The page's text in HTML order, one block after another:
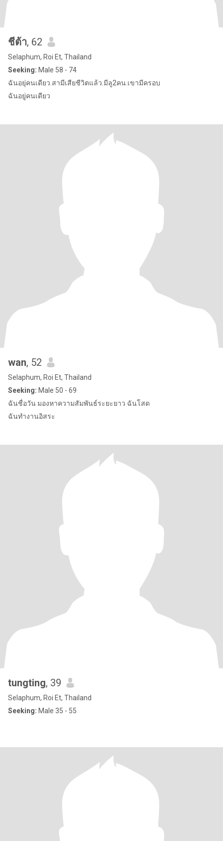
ชีต้า, 62
Selaphum, Roi Et, Thailand
Seeking: Male 58 - 74
ฉันอยุ่คนเดียว.สามีเสียชีวิตแล้ว.มีลู2คน.เขามีครอบ
ฉันอยู่คนเดียว
wan, 52
Selaphum, Roi Et, Thailand
Seeking: Male 50 - 69
ฉันชื่อวัน มองหาความสัมพันธ์ระยะยาว ฉันโสด
ฉันทำงานอิสระ
tungting, 39
Selaphum, Roi Et, Thailand
Seeking: Male 35 - 55